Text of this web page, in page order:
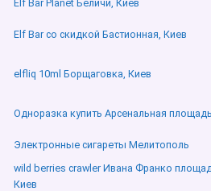
Elf Bar Planet Беличи, Киев
Elf Bar со скидкой Бастионная, Киев
elfliq 10ml Борщаговка, Киев
Одноразка купить Арсенальная
Электронные сигареты Мелитополь
wild berries crawler Ивана Франко
Киев